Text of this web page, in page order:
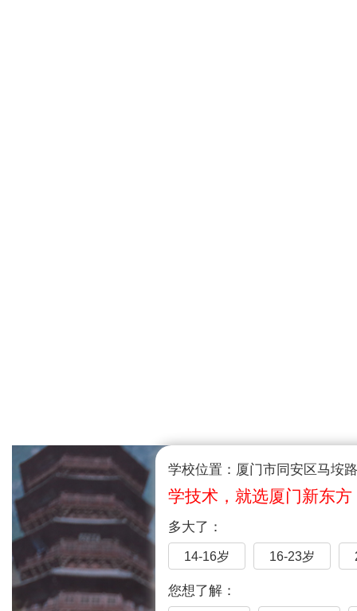
学校位置：厦门市同安区马垵
学技术，就选厦门新东方
多大了：
14-16岁 16-23岁
您想了解：